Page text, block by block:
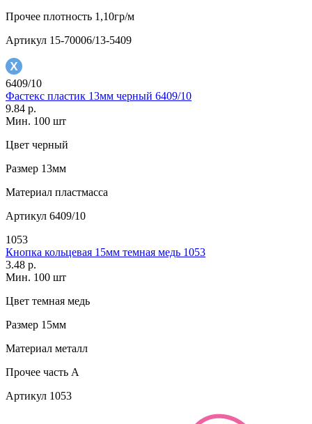
Прочее плотность 1,10гр/м
Артикул 15-70006/13-5409
6409/10
Фастекс пластик 13мм черный 6409/10
9.84 р.
Мин. 100 шт
Цвет черный
Размер 13мм
Материал пластмасса
Артикул 6409/10
1053
Кнопка кольцевая 15мм темная медь 1053
3.48 р.
Мин. 100 шт
Цвет темная медь
Размер 15мм
Материал металл
Прочее часть A
Артикул 1053